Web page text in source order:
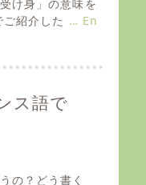
け身」の意味を
紹介した … En
ス語で
の？どう書く